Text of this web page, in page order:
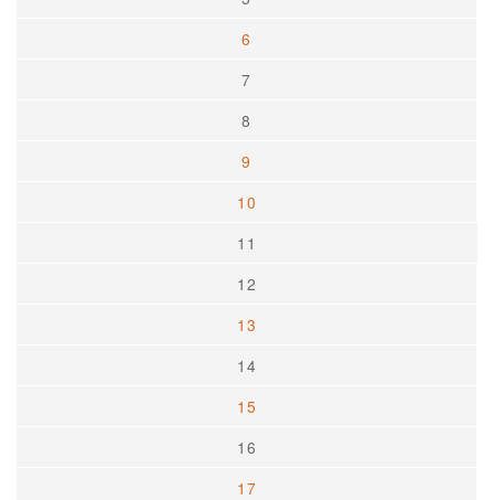
6
7
8
9
10
11
12
13
14
15
16
17